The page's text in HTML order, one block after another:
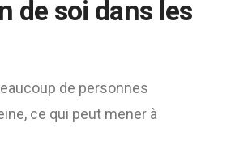
de soi dans les
de personnes
ce qui peut mener à